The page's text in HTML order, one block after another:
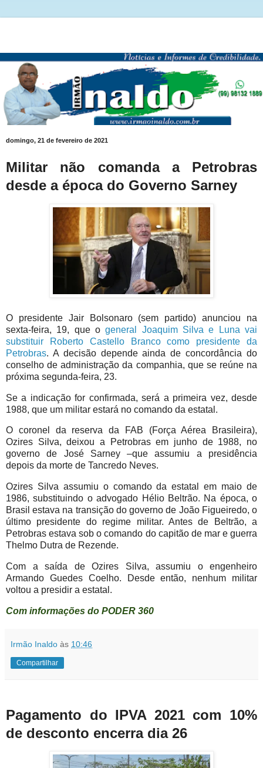
domingo, 21 de fevereiro de 2021
Militar não comanda a Petrobras
desde a época do Governo Sarney
O presidente Jair Bolsonaro (sem partido) anunciou na
sexta-feira, 19, que ogeneral Joaquim Silva e Luna vai
substituir Roberto Castello Branco como presidente da
Petrobras. A decisão depende ainda de concordância do
conselho de administração da companhia, que se reúne na
próxima segunda-feira, 23.
Se a indicação for confirmada, será a primeira vez, desde
1988, que um militar estará no comando da estatal.
O coronel da reserva da FAB (Força Aérea Brasileira),
Ozires Silva, deixou a Petrobras em junho de 1988, no
governo de José Sarney –que assumiu a presidência
depois da morte de Tancredo Neves.
Ozires Silva assumiu o comando da estatal em maio de
1986, substituindo o advogado Hélio Beltrão. Na época, o
Brasil estava na transição do governo de João Figueiredo, o
último presidente do regime militar. Antes de Beltrão, a
Petrobras estava sob o comando do capitão de mar e guerra
Thelmo Dutra de Rezende.
Com a saída de Ozires Silva, assumiu o engenheiro
Armando Guedes Coelho. Desde então, nenhum militar
voltou a presidir a estatal.
Com informações do PODER 360
Irmão Inaldo às 10:46
Compartilhar
Pagamento do IPVA 2021 com 10%
de desconto encerra dia 26